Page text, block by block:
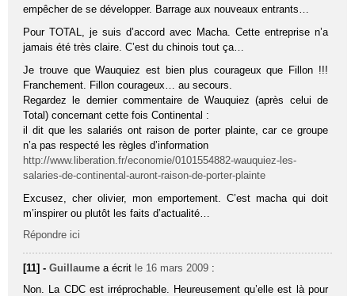
empêcher de se développer. Barrage aux nouveaux entrants…
Pour TOTAL, je suis d’accord avec Macha. Cette entreprise n’a
jamais été très claire. C’est du chinois tout ça…
Je trouve que Wauquiez est bien plus courageux que Fillon !!!
Franchement. Fillon courageux… au secours.
Regardez le dernier commentaire de Wauquiez (après celui de
Total) concernant cette fois Continental :
il dit que les salariés ont raison de porter plainte, car ce groupe
n’a pas respecté les règles d’information
http://www.liberation.fr/economie/0101554882-wauquiez-les-
salaries-de-continental-auront-raison-de-porter-plainte
Excusez, cher olivier, mon emportement. C’est macha qui doit
m’inspirer ou plutôt les faits d’actualité…
Répondre ici
[11] -Guillaume a écrit le 16 mars 2009 :
Non. La CDC est irréprochable. Heureusement qu’elle est là pour